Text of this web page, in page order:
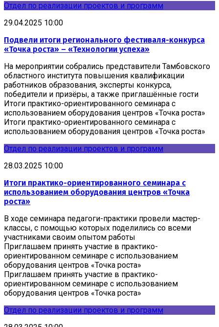
Отдел по реализации проектов и программ
29.04.2025 10:00
Подвели итоги регионального фестиваля-конкурса
«Точка роста» – «Технологии успеха»
На мероприятии собрались представители Тамбовского
областного института повышения квалификации
работников образования, эксперты конкурса,
победители и призёры, а также приглашённые гости
Итоги практико-ориентированного семинара с
использованием оборудования центров «Точка роста»
Итоги практико-ориентированного семинара с
использованием оборудования центров «Точка роста»
Отдел по реализации проектов и программ
28.03.2025 10:00
Итоги практико-ориентированного семинара с
использованием оборудования центров «Точка
роста»
В ходе семинара педагоги-практики провели мастер-
классы, с помощью которых поделились со всеми
участниками своим опытом работы
Приглашаем принять участие в практико-
ориентированном семинаре с использованием
оборудования центров «Точка роста»
Приглашаем принять участие в практико-
ориентированном семинаре с использованием
оборудования центров «Точка роста»
Отдел по реализации проектов и программ